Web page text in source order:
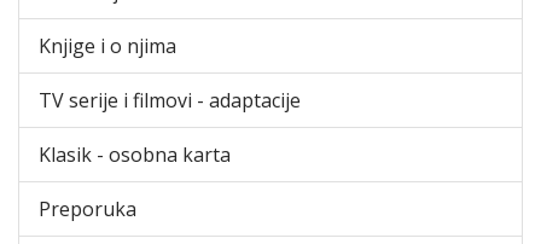
Knjige i o njima
TV serije i filmovi - adaptacije
Klasik - osobna karta
Preporuka